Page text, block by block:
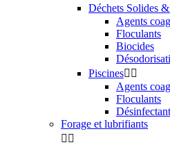
Déchets Solides
Agents
Floculants
Biocides
Piscines 
Agents
Floculants
Forage et lubrifiants
 